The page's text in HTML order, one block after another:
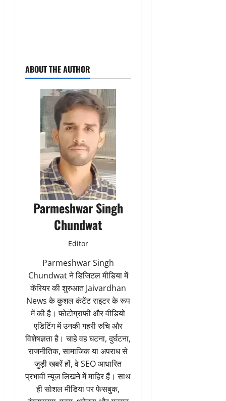
ABOUT THE AUTHOR
Parmeshwar Singh
Chundwat
Editor
Parmeshwar Singh
Chundwat ने डिजिटल मीडिया में
कॅरियर की शुरुआत Jaivardhan
News के कुशल कंटेंट राइटर के रूप
में की है। फोटोग्राफी और वीडियो
एडिटिंग में उनकी गहरी रुचि और
विशेषज्ञता है। चाहे वह घटना, दुर्घटना,
राजनीतिक, सामाजिक या अपराध से
जुड़ी खबरें हों, वे SEO आधारित
प्रभावी न्यूज लिखने में माहिर हैं। साथ
ही सोशल मीडिया पर फेसबुक,